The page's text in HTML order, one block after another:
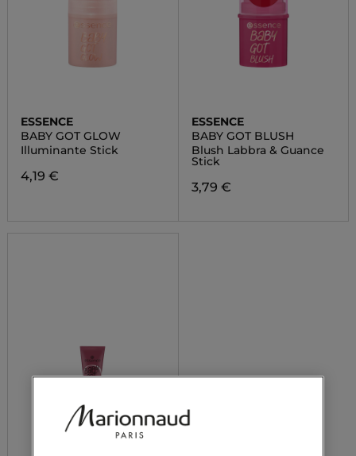
ESSENCE
BABY GOT GLOW
Illuminante Stick
4,19 €
ESSENCE
BABY GOT BLUSH
Blush Labbra & Guance
Stick
3,79 €